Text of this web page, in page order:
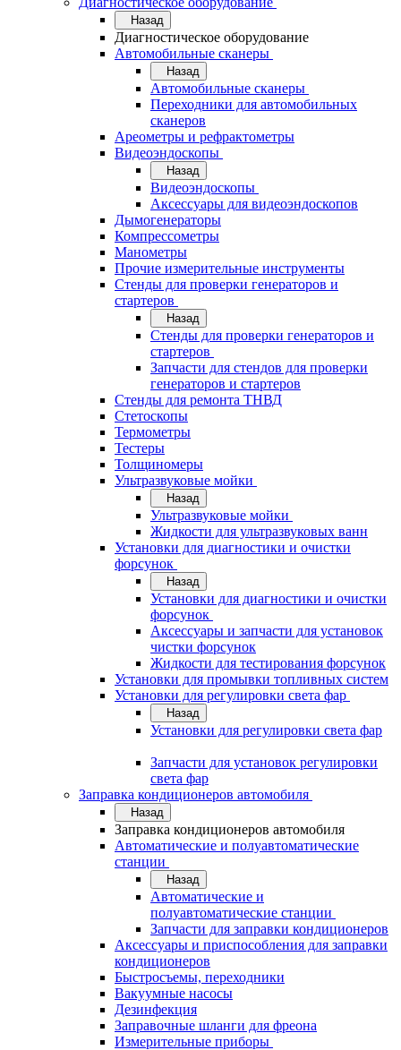
Назад
Диагностическое оборудование
Автомобильные сканеры
Назад
Автомобильные сканеры
Переходники для автомобильных
сканеров
Ареометры и рефрактометры
Видеоэндоскопы
Назад
Видеоэндоскопы
Аксессуары для видеоэндоскопов
Дымогенераторы
Компрессометры
Манометры
Прочие измерительные инструменты
Стенды для проверки генераторов и
стартеров
Назад
Стенды для проверки генераторов и
стартеров
Запчасти для стендов для проверки
генераторов и стартеров
Стенды для ремонта ТНВД
Стетоскопы
Термометры
Тестеры
Толщиномеры
Ультразвуковые мойки
Назад
Ультразвуковые мойки
Жидкости для ультразвуковых ванн
Установки для диагностики и очистки
форсунок
Назад
Установки для диагностики и очистки
форсунок
Аксессуары и запчасти для установок
чистки форсунок
Жидкости для тестирования форсунок
Установки для промывки топливных систем
Установки для регулировки света фар
Назад
Установки для регулировки света фар
Запчасти для установок регулировки
света фар
Заправка кондиционеров автомобиля
Назад
Заправка кондиционеров автомобиля
Автоматические и полуавтоматические
станции
Назад
Автоматические и
полуавтоматические станции
Запчасти для заправки кондиционеров
Аксессуары и приспособления для заправки
кондиционеров
Быстросъемы, переходники
Вакуумные насосы
Дезинфекция
Заправочные шланги для фреона
Измерительные приборы